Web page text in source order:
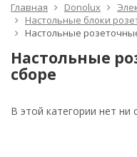
Главная Donolux
Настольные блоки
Настольные
Настольные
сборе
В этой категории нет ни